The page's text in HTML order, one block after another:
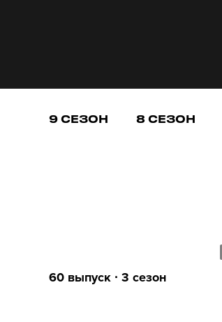
9 СЕЗОН 8 СЕЗОН
60 выпуск ∙ 3 сезон